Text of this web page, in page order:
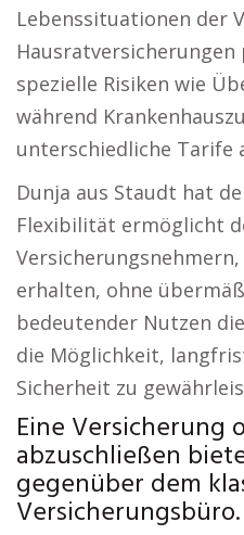
Lebenssituationen der
Hausratversicherungen
spezielle Risiken wie
während
unterschiedliche Tarife
Dunja aus Staudt hat
Flexibilität ermöglicht
erhalten, ohne
bedeutender Nutzen
die Möglichkeit,
Sicherheit zu
Eine Versicherung
abzuschließen
gegenüber dem
Versicherungsbüro.